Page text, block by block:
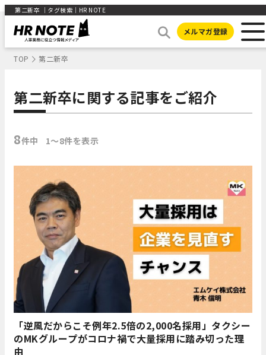
第二新卒 ｜タグ検索｜HR NOTE
メルマガ登録
TOP 第二新卒
第二新卒に関する記事をご紹介
8件中 1〜8件を表示
「逆風だからこそ例年2.5倍の2,000名採用」タクシー
のMKグループがコロナ禍で大量採用に踏み切った理
由